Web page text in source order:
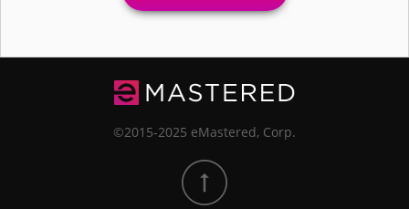
©2015-2025 eMastered, Corp.